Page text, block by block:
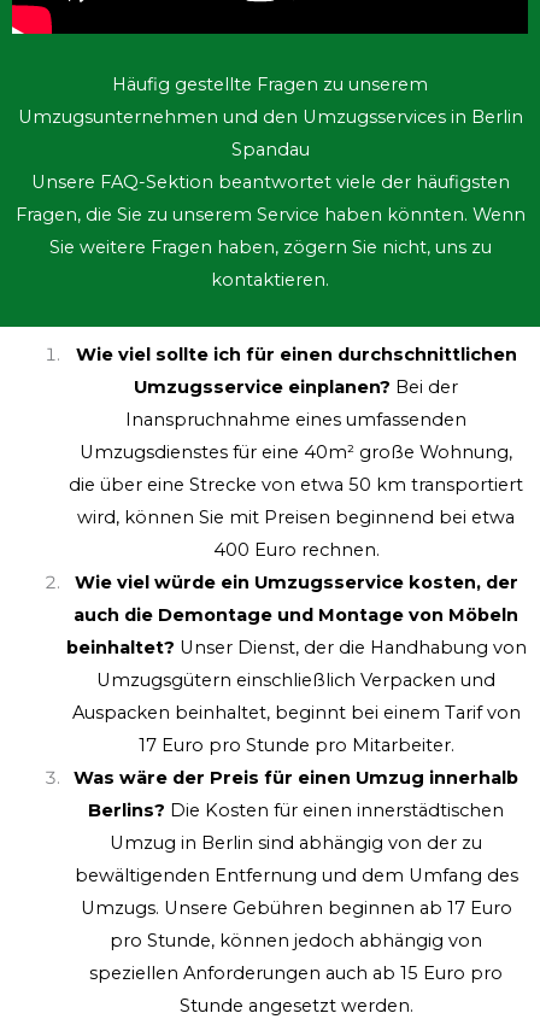
Häufig gestellte Fragen zu unserem
Umzugsunternehmen und den Umzugsservices in Berlin
Spandau
Unsere FAQ-Sektion beantwortet viele der häufigsten
Fragen, die Sie zu unserem Service haben könnten. Wenn
Sie weitere Fragen haben, zögern Sie nicht, uns zu
kontaktieren.
Wie viel sollte ich für einen durchschnittlichen
Umzugsservice einplanen? Bei der
Inanspruchnahme eines umfassenden
Umzugsdienstes für eine 40m² große Wohnung,
die über eine Strecke von etwa 50 km transportiert
wird, können Sie mit Preisen beginnend bei etwa
400 Euro rechnen.
Wie viel würde ein Umzugsservice kosten, der
auch die Demontage und Montage von Möbeln
beinhaltet? Unser Dienst, der die Handhabung von
Umzugsgütern einschließlich Verpacken und
Auspacken beinhaltet, beginnt bei einem Tarif von
17 Euro pro Stunde pro Mitarbeiter.
Was wäre der Preis für einen Umzug innerhalb
Berlins? Die Kosten für einen innerstädtischen
Umzug in Berlin sind abhängig von der zu
bewältigenden Entfernung und dem Umfang des
Umzugs. Unsere Gebühren beginnen ab 17 Euro
pro Stunde, können jedoch abhängig von
speziellen Anforderungen auch ab 15 Euro pro
Stunde angesetzt werden.